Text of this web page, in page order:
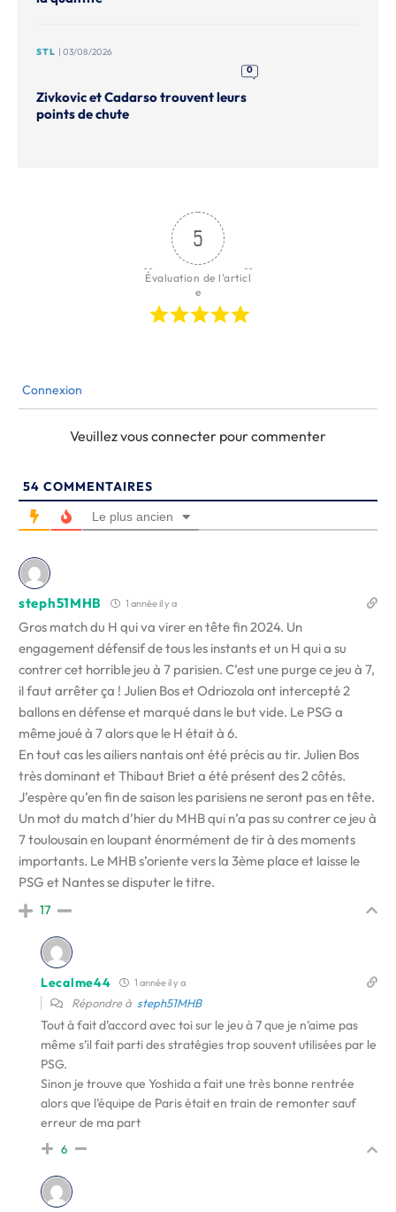
STL | 03/08/2026
0
Zivkovic et Cadarso trouvent leurs
points de chute
5
Évaluation de l'articl
e
Connexion
Veuillez vous connecter pour commenter
54 COMMENTAIRES
Le plus ancien
steph51MHB 1 année il y a
Gros match du H qui va virer en tête fin 2024. Un
engagement défensif de tous les instants et un H qui a su
contrer cet horrible jeu à 7 parisien. C’est une purge ce jeu à 7,
il faut arrêter ça ! Julien Bos et Odriozola ont intercepté 2
ballons en défense et marqué dans le but vide. Le PSG a
même joué à 7 alors que le H était à 6.
En tout cas les ailiers nantais ont été précis au tir. Julien Bos
très dominant et Thibaut Briet a été présent des 2 côtés.
J’espère qu’en fin de saison les parisiens ne seront pas en tête.
Un mot du match d’hier du MHB qui n’a pas su contrer ce jeu à
7 toulousain en loupant énormément de tir à des moments
importants. Le MHB s’oriente vers la 3ème place et laisse le
PSG et Nantes se disputer le titre.
17
Lecalme44 1 année il y a
Répondre à steph51MHB
Tout à fait d’accord avec toi sur le jeu à 7 que je n’aime pas
même s’il fait parti des stratégies trop souvent utilisées par le
PSG.
Sinon je trouve que Yoshida a fait une très bonne rentrée
alors que l’équipe de Paris était en train de remonter sauf
erreur de ma part
6